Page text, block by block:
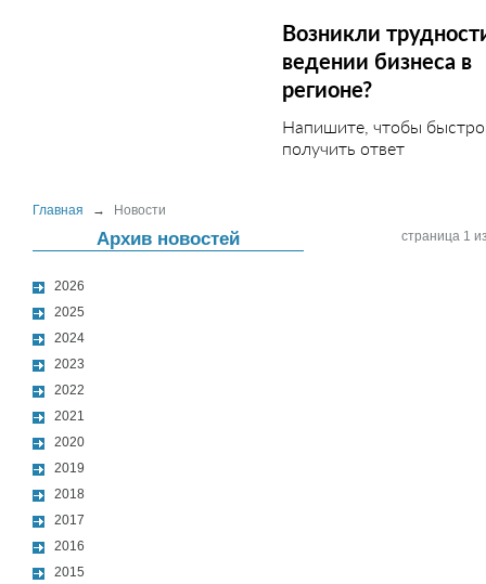
Возникли
ведении бизнеса в
регионе?
Напишите, чтобы быстро
получить ответ
Главная → Новости
Архив новостей
2026
2025
2024
2023
2022
2021
2020
2019
2018
2017
2016
2015
страница 1